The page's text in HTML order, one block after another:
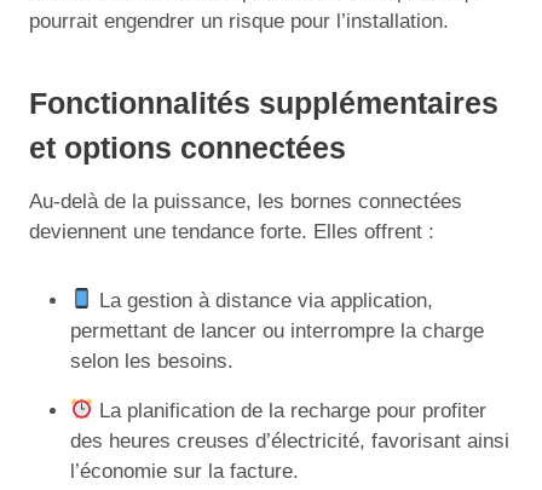
pourrait engendrer un risque pour l’installation.
Fonctionnalités supplémentaires
et options connectées
Au-delà de la puissance, les bornes connectées
deviennent une tendance forte. Elles offrent :
La gestion à distance via application,
permettant de lancer ou interrompre la charge
selon les besoins.
La planification de la recharge pour profiter
des heures creuses d’électricité, favorisant ainsi
l’économie sur la facture.